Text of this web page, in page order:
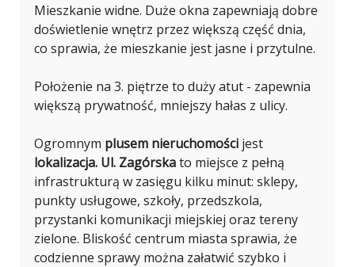
Mieszkanie widne. Duże okna zapewniają dobre
doświetlenie wnętrz przez większą część dnia,
co sprawia, że mieszkanie jest jasne i przytulne.
Położenie na 3. piętrze to duży atut - zapewnia
większą prywatność, mniejszy hałas z ulicy.
Ogromnym plusem nieruchomości jest
lokalizacja. Ul. Zagórskato miejsce z pełną
infrastrukturą w zasięgu kilku minut: sklepy,
punkty usługowe, szkoły, przedszkola,
przystanki komunikacji miejskiej oraz tereny
zielone. Bliskość centrum miasta sprawia, że
codzienne sprawy można załatwić szybko i